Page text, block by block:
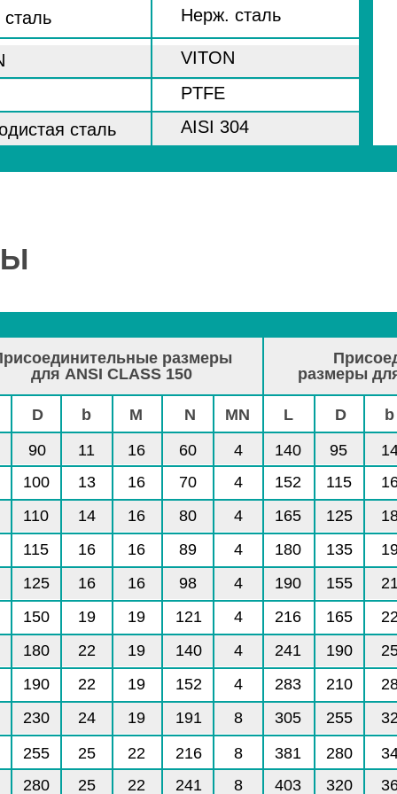
сталь AISI 304
VITON
PTFE
Нерж. сталь
размеры
для ANSI CLASS 150
размеры
D b M N MN L D b
16
16
16
16
19
19
19
19
22
22
16
152
165
180
190
216
241
283
305
381
403
140
70
80
89
98
121
140
152
191
216
241
60
100
110
115
125
150
180
190
230
255
280
90
14
11
13
16
16
19
22
22
24
25
25
115
125
135
155
165
190
210
255
280
320
95
4
4
4
4
4
4
4
4
8
8
8